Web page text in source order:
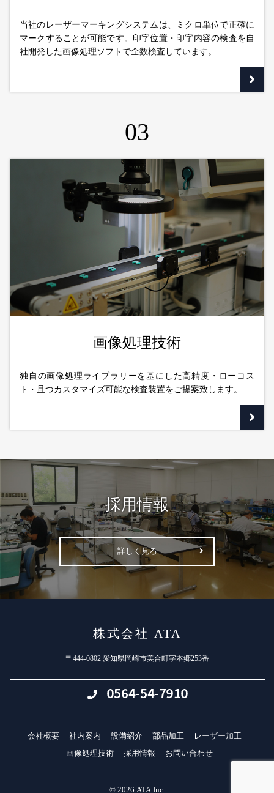
当社のレーザーマーキングシステムは、ミクロ単位で正確に
マークすることが可能です。印字位置・印字内容の検査を自
社開発した画像処理ソフトで全数検査しています。
03
画像処理技術
独自の画像処理ライブラリーを基にした高精度・ローコス
ト・且つカスタマイズ可能な検査装置をご提案致します。
採用情報
詳しく見る
株式会社 ATA
〒444-0802 愛知県岡崎市美合町字本郷253番
会社概要 社内案内 設備紹介 部品加工
レーザー加工
画像処理技術
採用情報 お問い合わせ
© 2026 ATA Inc.